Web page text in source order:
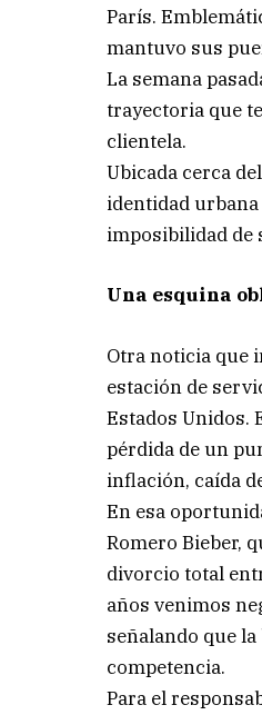
París.
mantuvo sus
La semana
trayectoria que
clientela.
Ubicada cerca
identidad
imposibilidad de
Una esquina
Otra noticia que
estación de
Estados Unidos.
pérdida de un
inflación, caída
En esa
Romero Bieber,
divorcio total
años venimos
señalando que
competencia.
Para el